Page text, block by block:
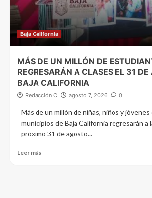
Baja California
MÁS DE UN MILLÓN DE
REGRESARÁN A CLASES EL 31 DE
BAJA CALIFORNIA
Redacción C agosto 7, 2026 0
Más de un millón de niñas, niños y
municipios de Baja California regresarán a
próximo 31 de agosto...
Leer más